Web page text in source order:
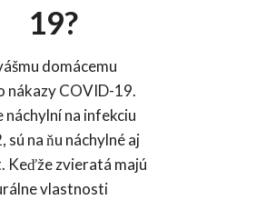
19?
domácemu
nákazy COVID-19.
náchylní na infekciu
sú na ňu náchylné aj
Keďže zvieratá majú
vlastnosti